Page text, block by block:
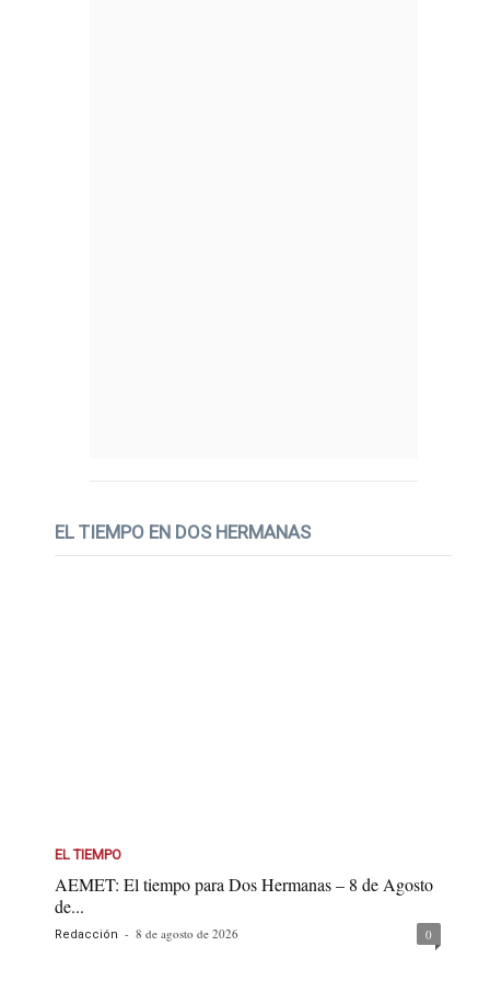
EL TIEMPO EN DOS HERMANAS
EL TIEMPO
AEMET: El tiempo para Dos Hermanas – 8 de Agosto
de...
Redacción - 8 de agosto de 2026 0